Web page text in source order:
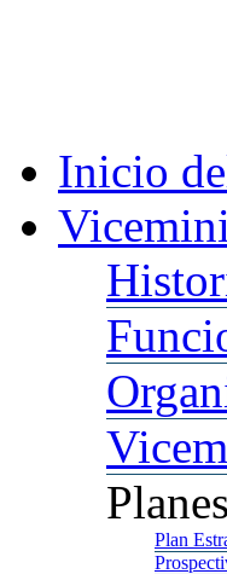
Inicio
Planes
Plan